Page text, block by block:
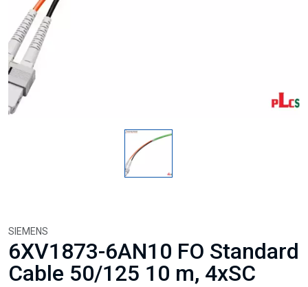
SIEMENS
6XV1873-6AN10 FO Standard
Cable 50/125 10 m, 4xSC